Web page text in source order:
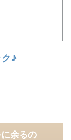
ク♪
余るの